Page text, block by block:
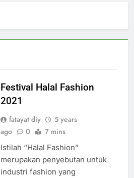
Festival Halal Fashion
2021
fatayat diy
5 years
ago
0 7 mins
Istilah “Halal Fashion”
merupakan penyebutan untuk
industri fashion yang